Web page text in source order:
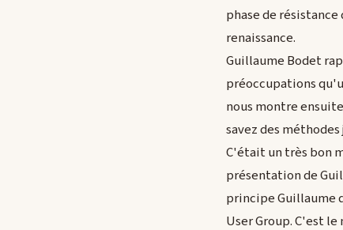
phase de
renaissance.
Guillaume Bodet
préoccupations
nous montre
savez des
C'était un très bon
présentation de
principe Guillaume
User Group. C'est